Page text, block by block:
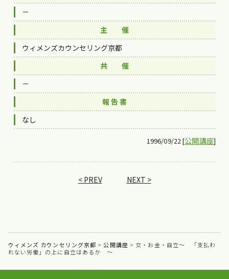
－
主 催
ウィメンズカウンセリング京都
共 催
－
報 告 書
なし
1996/09/22 [公開講座]
< PREV NEXT >
ウィメンズ カウンセリング京都 > 公開講座 > 女・お金・自立～ 「支払わ
れない労働」の上に自立はあるか ～